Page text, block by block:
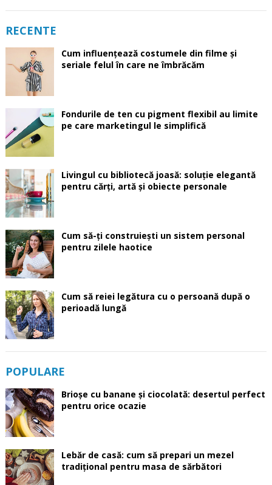
RECENTE
Cum influențează costumele din filme și
seriale felul în care ne îmbrăcăm
Fondurile de ten cu pigment flexibil au limite
pe care marketingul le simplifică
Livingul cu bibliotecă joasă: soluție elegantă
pentru cărți, artă și obiecte personale
Cum să-ți construiești un sistem personal
pentru zilele haotice
Cum să reiei legătura cu o persoană după o
perioadă lungă
POPULARE
Brioșe cu banane și ciocolată: desertul perfect
pentru orice ocazie
Lebăr de casă: cum să prepari un mezel
tradițional pentru masa de sărbători